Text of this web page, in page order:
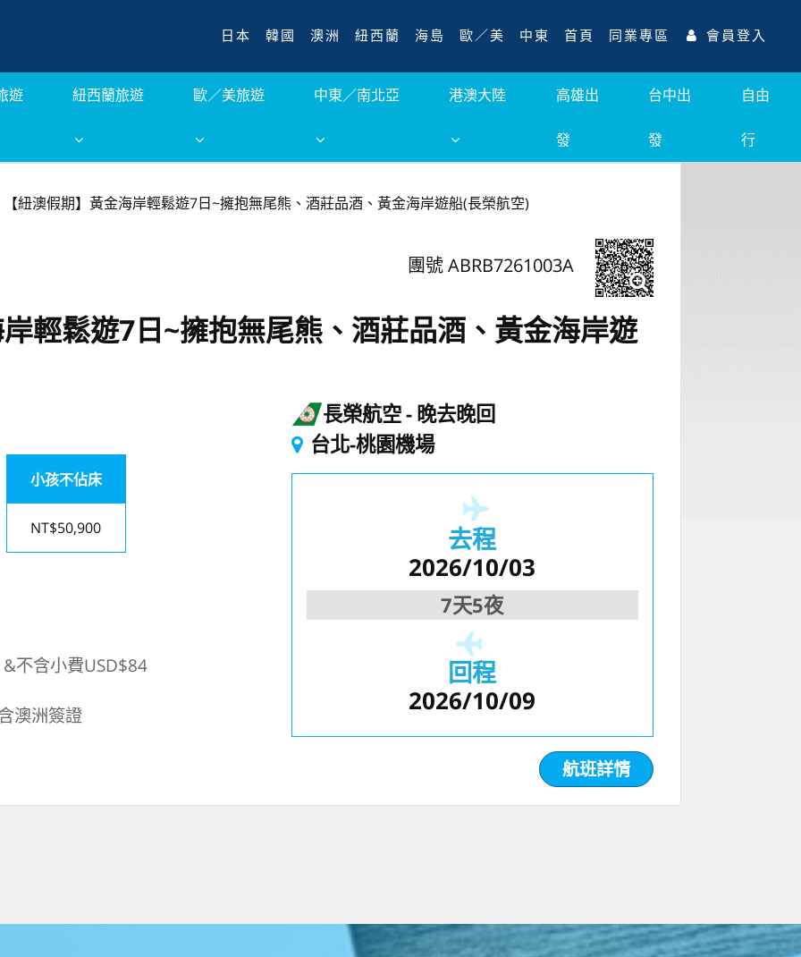
日本 韓國 澳洲 紐西蘭 海島 歐／美 中東 首頁 同業專區 會員登入
遊 紐西蘭旅遊 歐／美旅遊 中東／南北亞 港澳大陸 高雄出
發
台中出
發
自由
行
【紐澳假期】黃金海岸輕鬆遊7日~擁抱無尾熊、酒莊品酒、黃金海岸遊船(長榮航空)
團號 ABRB7261003A
輕鬆遊7日~擁抱無尾熊、酒莊品酒、黃金海岸遊
小孩不佔床
NT$50,900
不含小費USD$84
澳洲簽證
長榮航空 晚去晚回
台北-桃園機場
去程
2026/10/03
7天5夜
回程
2026/10/09
航班詳情